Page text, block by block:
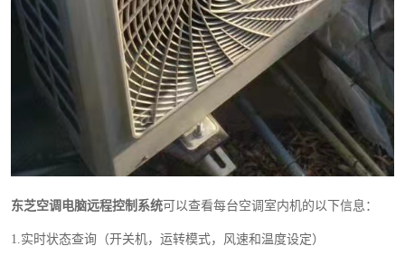
东芝空调电脑远程控制系统可以查看每台空调室内机的以下信息：
1.实时状态查询（开关机，运转模式，风速和温度设定）